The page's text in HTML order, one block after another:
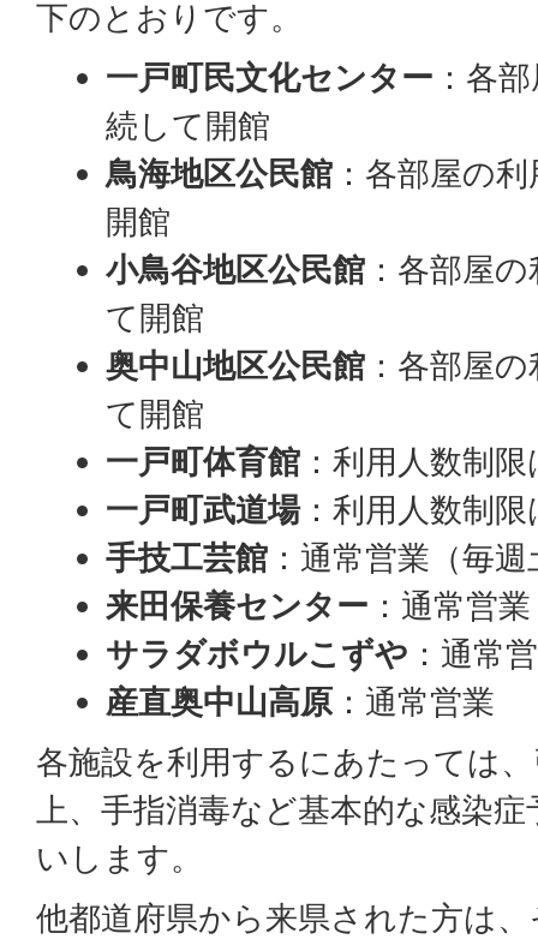
下のとおりです。
一戸町民文化センター ：各
続して開館
鳥海地区公民館 ：各部屋の
開館
小鳥谷地区公民館 ：各部屋
て開館
奥中山地区公民館 ：各部屋
て開館
一戸町体育館 ：利用人数制
一戸町武道場：利用人数制
手技工芸館 ：通常営業（毎
来田保養センター ：通常営業
サラダボウルこずや ：通常
産直奥中山高原 ：通常営業
各施設を利用するにあたっては
上、手指消毒など基本的な感染
いします。
他都道府県から来県された方は